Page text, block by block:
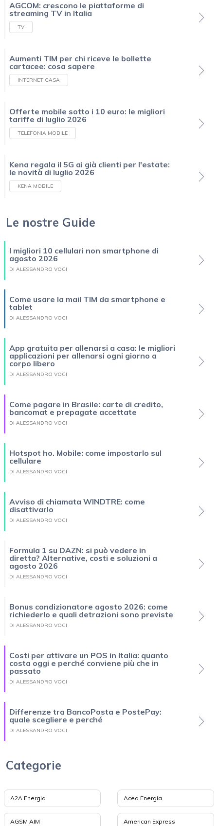
AGCOM: crescono le piattaforme di
streaming TV in Italia
TV
Aumenti TIM per chi riceve le bollette
cartacee: cosa sapere
INTERNET CASA
Offerte mobile sotto i 10 euro: le migliori
tariffe di luglio 2026
TELEFONIA MOBILE
Kena regala il 5G ai già clienti per l'estate:
le novità di luglio 2026
KENA MOBILE
Le nostre Guide
I migliori 10 cellulari non smartphone di
agosto 2026
DI ALESSANDRO VOCI
Come usare la mail TIM da smartphone e
tablet
DI ALESSANDRO VOCI
App gratuita per allenarsi a casa: le migliori
applicazioni per allenarsi ogni giorno a
corpo libero
DI ALESSANDRO VOCI
Come pagare in Brasile: carte di credito,
bancomat e prepagate accettate
DI ALESSANDRO VOCI
Hotspot ho. Mobile: come impostarlo sul
cellulare
DI ALESSANDRO VOCI
Avviso di chiamata WINDTRE: come
disattivarlo
DI ALESSANDRO VOCI
Formula 1 su DAZN: si può vedere in
diretta? Alternative, costi e soluzioni a
agosto 2026
DI ALESSANDRO VOCI
Bonus condizionatore agosto 2026: come
richiederlo e quali detrazioni sono previste
DI ALESSANDRO VOCI
Costi per attivare un POS in Italia: quanto
costa oggi e perché conviene più che in
passato
DI ALESSANDRO VOCI
Differenze tra BancoPosta e PostePay:
quale scegliere e perché
DI ALESSANDRO VOCI
Categorie
A2A Energia Acea Energia
AGSM AIM American Express